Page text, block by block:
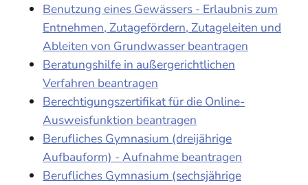
Benutzung eines Gewässers - Erlaubnis zum
Entnehmen, Zutagefördern, Zutageleiten und
Ableiten von Grundwasser beantragen
Beratungshilfe in außergerichtlichen
Verfahren beantragen
Berechtigungszertifikat für die Online-
Ausweisfunktion beantragen
Berufliches Gymnasium (dreijährige
Aufbauform) - Aufnahme beantragen
Berufliches Gymnasium (sechsjährige